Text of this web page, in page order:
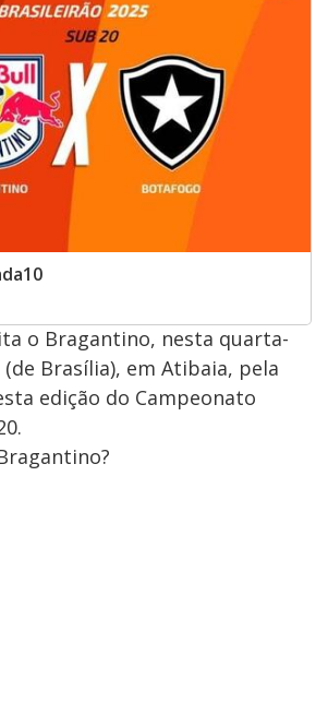
o Bragantino, nesta quarta-
Brasília), em Atibaia, pela
edição do Campeonato